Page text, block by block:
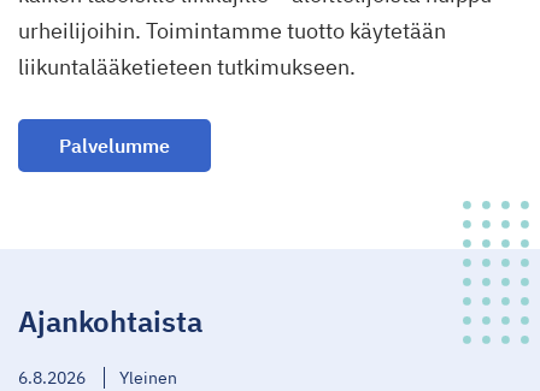
urheilijoihin. Toimintamme tuotto käytetään
liikuntalääketieteen tutkimukseen.
Palvelumme
Ajankohtaista
6.8.2026 Yleinen